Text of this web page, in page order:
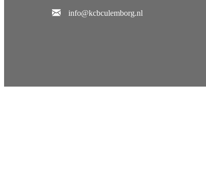
info@kcbculemborg.nl